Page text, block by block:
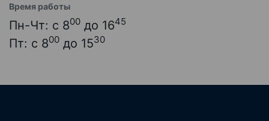
Время работы
Пн-Чт: с 800 до 1645
Пт: с 800 до 1530